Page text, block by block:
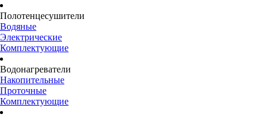
Полотенцесушители
Водяные
Электрические
Комплектующие
Водонагреватели
Накопительные
Проточные
Комплектующие